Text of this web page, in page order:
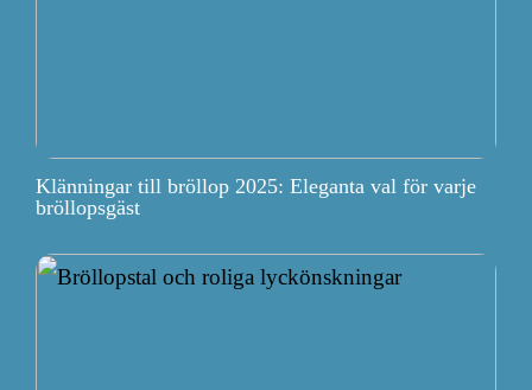
Klänningar till bröllop 2025: Eleganta val för varje
bröllopsgäst